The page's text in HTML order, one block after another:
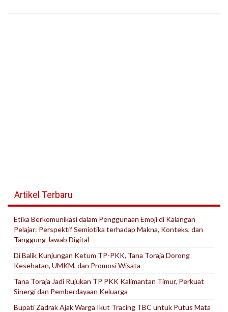
Artikel Terbaru
Etika Berkomunikasi dalam Penggunaan Emoji di Kalangan
Pelajar: Perspektif Semiotika terhadap Makna, Konteks, dan
Tanggung Jawab Digital
Di Balik Kunjungan Ketum TP-PKK, Tana Toraja Dorong
Kesehatan, UMKM, dan Promosi Wisata
Tana Toraja Jadi Rujukan TP PKK Kalimantan Timur, Perkuat
Sinergi dan Pemberdayaan Keluarga
Bupati Zadrak Ajak Warga Ikut Tracing TBC untuk Putus Mata